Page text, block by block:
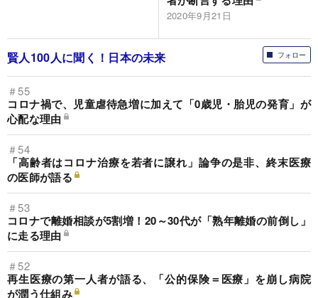
2020年9月21日
フォロー
賢人100人に聞く！日本の未来
＃55
コロナ禍で、児童虐待急増に加えて「0歳児・胎児の発育」が
心配な理由
＃54
「高齢者はコロナ治療を若者に譲れ」論争の是非、終末医療
の医師が語る
＃53
コロナで離婚相談が5割増！20～30代が「熟年離婚の前倒し」
に走る理由
＃52
再生医療の第一人者が語る、「公的保険＝医療」を崩し病院
が潤う仕組み